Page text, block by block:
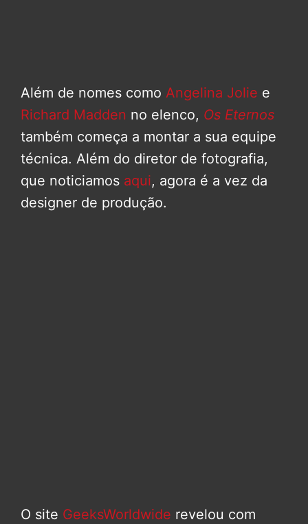
Além de nomes como Angelina Jolie e
Richard Madden no elenco, Os Eternos
também começa a montar a sua equipe
técnica. Além do diretor de fotografia,
que noticiamos aqui, agora é a vez da
designer de produção.
O site GeeksWorldwide revelou com